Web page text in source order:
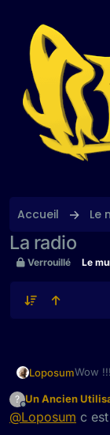
Accueil Le
La radio
Verrouillé Le
LoposumWow
?
Hors-ligne
Un Ancien
@Loposum c